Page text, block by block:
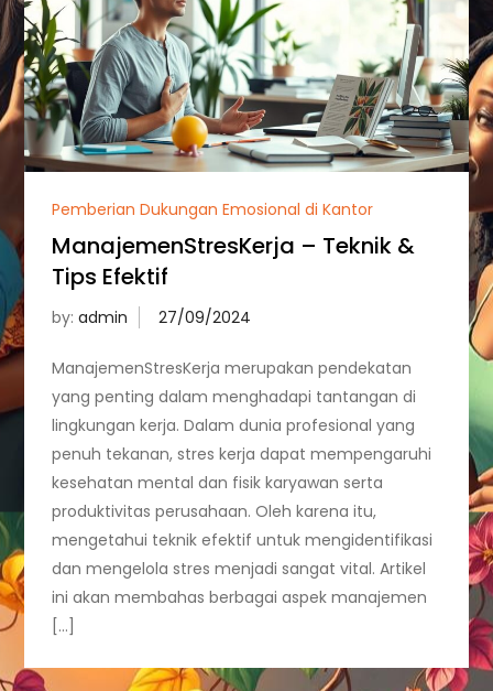
Pemberian Dukungan Emosional di Kantor
ManajemenStresKerja – Teknik &
Tips Efektif
by:admin
ManajemenStresKerja merupakan pendekatan
yang penting dalam menghadapi tantangan di
lingkungan kerja. Dalam dunia profesional yang
penuh tekanan, stres kerja dapat mempengaruhi
kesehatan mental dan fisik karyawan serta
produktivitas perusahaan. Oleh karena itu,
mengetahui teknik efektif untuk mengidentifikasi
dan mengelola stres menjadi sangat vital. Artikel
ini akan membahas berbagai aspek manajemen
[…]